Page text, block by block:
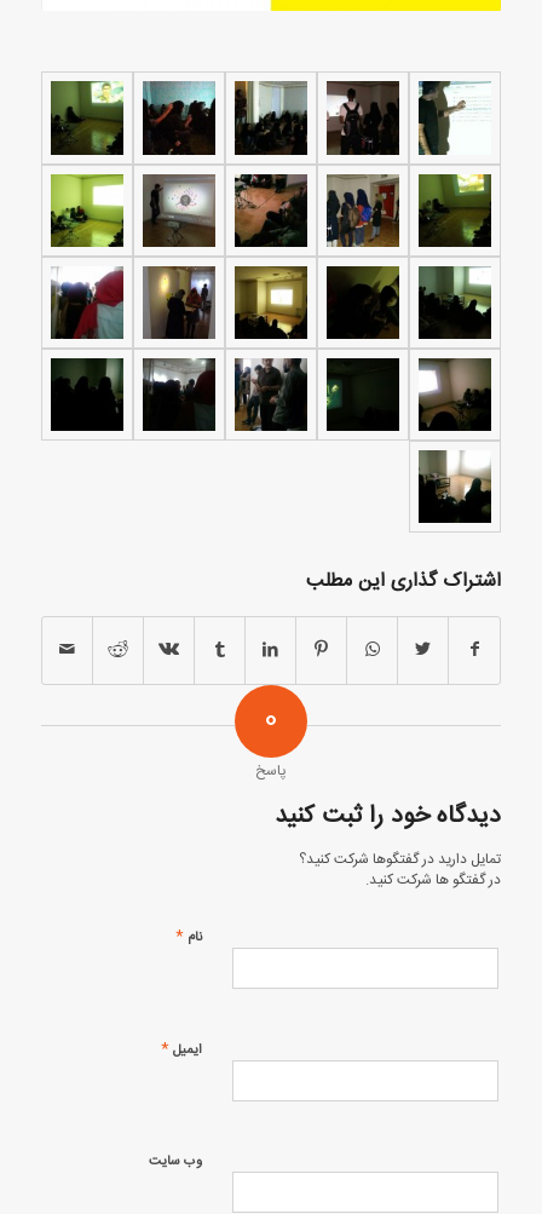
اشتراک گذاری این مطلب
0
پاسخ
دیدگاه خود را ثبت کنید
تمایل دارید در گفتگوها شرکت کنید؟
در گفتگو ها شرکت کنید.
نام *
ایمیل*
وب‌ سایت